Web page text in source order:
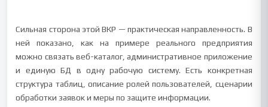
Сильная сторона этой ВКР — практическая направленность. В
ней показано, как на примере реального предприятия
можно связать веб-каталог, административное приложение
и единую БД в одну рабочую систему. Есть конкретная
структура таблиц, описание ролей пользователей, сценарии
обработки заявок и меры по защите информации.